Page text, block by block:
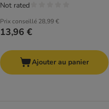
Prix conseillé 28,99 €
13,96 €
Not rated
Ajouter au panier